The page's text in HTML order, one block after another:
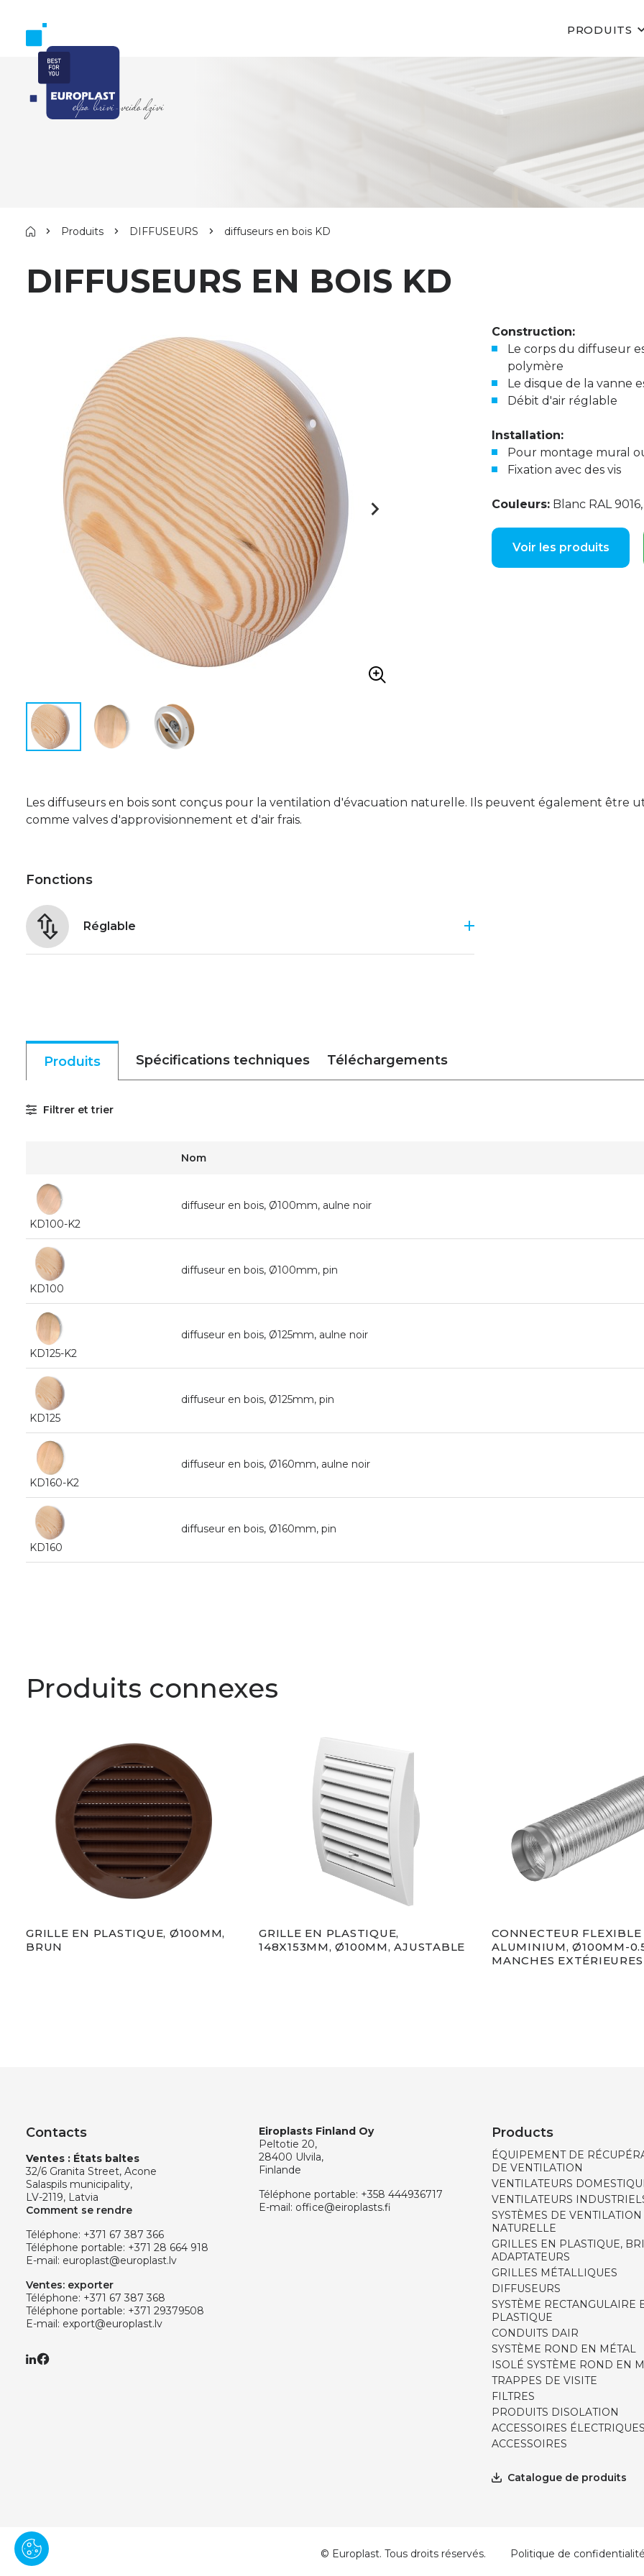
PRODUITS
Produits DIFFUSEURS diffuseurs en bois KD
DIFFUSEURS EN BOIS KD
Construction:
Le corps du diffuseur
polymère
Le disque de la vanne
Débit d'air réglable
Installation:
Pour montage mural
Fixation avec des vis
Couleurs: Blanc RAL
Voir les produits
Les diffuseurs en bois sont conçus pour la ventilation d'évacuation naturelle. Ils peuvent également être
comme valves d'approvisionnement et d'air frais.
Fonctions
Réglable
Produits Spécifications techniques Téléchargements
Filtrer et trier
Nom
KD100-K2
diffuseur en bois, Ø100mm, aulne noir
KD100
diffuseur en bois, Ø100mm, pin
KD125-K2
diffuseur en bois, Ø125mm, aulne noir
KD125
diffuseur en bois, Ø125mm, pin
KD160-K2
diffuseur en bois, Ø160mm, aulne noir
KD160
diffuseur en bois, Ø160mm, pin
Produits connexes
GRILLE EN PLASTIQUE, Ø100MM,
BRUN
GRILLE EN PLASTIQUE,
148X153MM, Ø100MM, AJUSTABLE
CONNECTEUR FLEXIBLE
ALUMINIUM, Ø100MM-
MANCHES EXTÉRIEURES
Contacts
Ventes : États baltes
32/6 Granita Street, Acone
Salaspils municipality,
LV-2119, Latvia
Comment se rendre
Téléphone: +371 67 387 366
Téléphone portable: +371 28 664 918
E-mail: europlast@europlast.lv
Ventes: exporter
Téléphone: +371 67 387 368
Téléphone portable: +371 29379508
E-mail: export@europlast.lv
Eiroplasts Finland Oy
Peltotie 20,
28400 Ulvila,
Finlande
Téléphone portable: +358 444936717
E-mail: office@eiroplasts.fi
Products
ÉQUIPEMENT DE
DE VENTILATION
VENTILATEURS
VENTILATEURS
SYSTÈMES DE VENTILATION
NATURELLE
GRILLES EN PLASTIQUE,
ADAPTATEURS
GRILLES MÉTALLIQUES
DIFFUSEURS
SYSTÈME RECTANGULAIRE
PLASTIQUE
CONDUITS DAIR
SYSTÈME ROND EN MÉTAL
ISOLÉ SYSTÈME ROND EN
TRAPPES DE VISITE
FILTRES
PRODUITS DISOLATION
ACCESSOIRES ÉLECTRIQUES
ACCESSOIRES
Catalogue de produits
© Europlast. Tous droits réservés. Politique de confidentialité